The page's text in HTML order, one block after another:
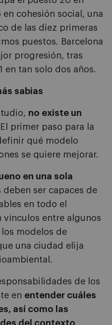
cohesión social, una
de las diez primeras
puestos. Barcelona
progresión, tras
en tan solo dos años.
sabias
no existe un
primer paso para la
qué modelo
se quiere mejorar.
en una sola
deben ser capaces de
en todo el
vínculos entre algunos
modelos de
una ciudad elija
de los
en entender cuáles
así como las